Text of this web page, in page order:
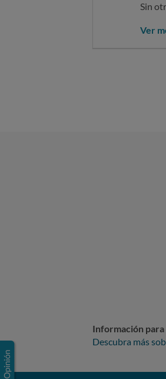
Sin
Ver
Información para
Descubra más